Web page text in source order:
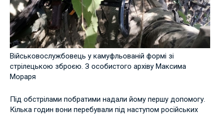
Військовослужбовець у камуфльованій формі зі
стрілецькою зброєю. З особистого архіву Максима
Мораря
Під обстрілами побратими надали йому першу допомогу.
Кілька годин вони перебували під наступом російських